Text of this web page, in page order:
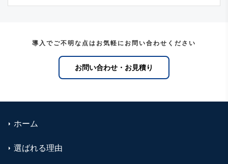
導入でご不明な点はお気軽にお問い合わせください
お問い合わせ・お見積り
ホーム
選ばれる理由